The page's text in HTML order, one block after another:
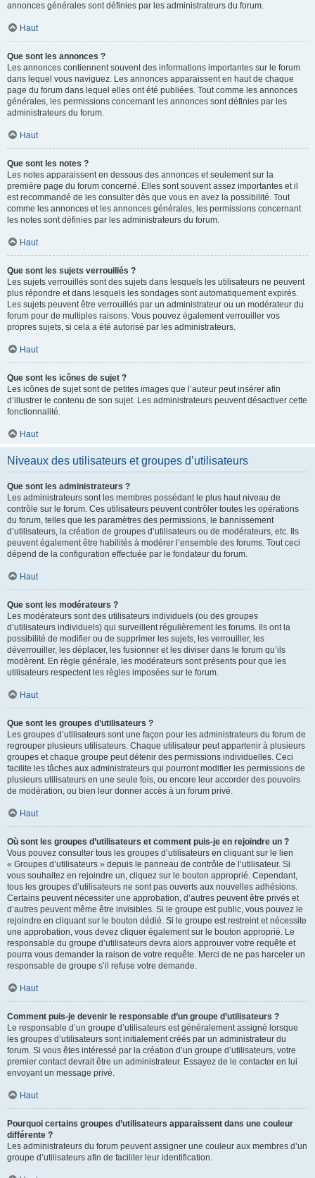
annonces générales sont définies par les administrateurs du forum.
Haut
Que sont les annonces ?
Les annonces contiennent souvent des informations importantes sur le forum
dans lequel vous naviguez. Les annonces apparaissent en haut de chaque
page du forum dans lequel elles ont été publiées. Tout comme les annonces
générales, les permissions concernant les annonces sont définies par les
administrateurs du forum.
Haut
Que sont les notes ?
Les notes apparaissent en dessous des annonces et seulement sur la
première page du forum concerné. Elles sont souvent assez importantes et il
est recommandé de les consulter dès que vous en avez la possibilité. Tout
comme les annonces et les annonces générales, les permissions concernant
les notes sont définies par les administrateurs du forum.
Haut
Que sont les sujets verrouillés ?
Les sujets verrouillés sont des sujets dans lesquels les utilisateurs ne peuvent
plus répondre et dans lesquels les sondages sont automatiquement expirés.
Les sujets peuvent être verrouillés par un administrateur ou un modérateur du
forum pour de multiples raisons. Vous pouvez également verrouiller vos
propres sujets, si cela a été autorisé par les administrateurs.
Haut
Que sont les icônes de sujet ?
Les icônes de sujet sont de petites images que l’auteur peut insérer afin
d’illustrer le contenu de son sujet. Les administrateurs peuvent désactiver cette
fonctionnalité.
Haut
Niveaux des utilisateurs et groupes d’utilisateurs
Que sont les administrateurs ?
Les administrateurs sont les membres possédant le plus haut niveau de
contrôle sur le forum. Ces utilisateurs peuvent contrôler toutes les opérations
du forum, telles que les paramètres des permissions, le bannissement
d’utilisateurs, la création de groupes d’utilisateurs ou de modérateurs, etc. Ils
peuvent également être habilités à modérer l’ensemble des forums. Tout ceci
dépend de la configuration effectuée par le fondateur du forum.
Haut
Que sont les modérateurs ?
Les modérateurs sont des utilisateurs individuels (ou des groupes
d’utilisateurs individuels) qui surveillent régulièrement les forums. Ils ont la
possibilité de modifier ou de supprimer les sujets, les verrouiller, les
déverrouiller, les déplacer, les fusionner et les diviser dans le forum qu’ils
modèrent. En règle générale, les modérateurs sont présents pour que les
utilisateurs respectent les règles imposées sur le forum.
Haut
Que sont les groupes d’utilisateurs ?
Les groupes d’utilisateurs sont une façon pour les administrateurs du forum de
regrouper plusieurs utilisateurs. Chaque utilisateur peut appartenir à plusieurs
groupes et chaque groupe peut détenir des permissions individuelles. Ceci
facilite les tâches aux administrateurs qui pourront modifier les permissions de
plusieurs utilisateurs en une seule fois, ou encore leur accorder des pouvoirs
de modération, ou bien leur donner accès à un forum privé.
Haut
Où sont les groupes d’utilisateurs et comment puis-je en rejoindre un ?
Vous pouvez consulter tous les groupes d’utilisateurs en cliquant sur le lien
« Groupes d’utilisateurs » depuis le panneau de contrôle de l’utilisateur. Si
vous souhaitez en rejoindre un, cliquez sur le bouton approprié. Cependant,
tous les groupes d’utilisateurs ne sont pas ouverts aux nouvelles adhésions.
Certains peuvent nécessiter une approbation, d’autres peuvent être privés et
d’autres peuvent même être invisibles. Si le groupe est public, vous pouvez le
rejoindre en cliquant sur le bouton dédié. Si le groupe est restreint et nécessite
une approbation, vous devez cliquer également sur le bouton approprié. Le
responsable du groupe d’utilisateurs devra alors approuver votre requête et
pourra vous demander la raison de votre requête. Merci de ne pas harceler un
responsable de groupe s’il refuse votre demande.
Haut
Comment puis-je devenir le responsable d’un groupe d’utilisateurs ?
Le responsable d’un groupe d’utilisateurs est généralement assigné lorsque
les groupes d’utilisateurs sont initialement créés par un administrateur du
forum. Si vous êtes intéressé par la création d’un groupe d’utilisateurs, votre
premier contact devrait être un administrateur. Essayez de le contacter en lui
envoyant un message privé.
Haut
Pourquoi certains groupes d’utilisateurs apparaissent dans une couleur
différente ?
Les administrateurs du forum peuvent assigner une couleur aux membres d’un
groupe d’utilisateurs afin de faciliter leur identification.